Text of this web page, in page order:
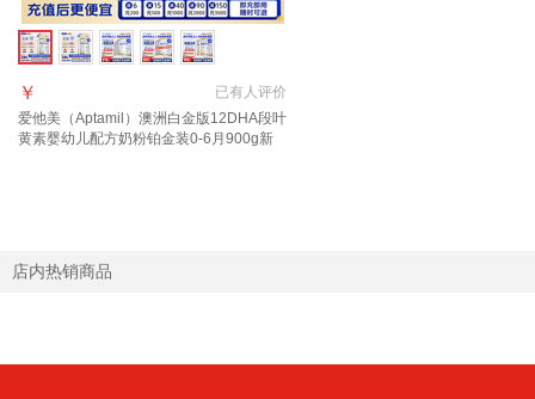
已有人评价
￥
爱他美（Aptamil）澳洲白金版12DHA段叶
黄素婴幼儿配方奶粉铂金装0-6月900g新
店内热销商品